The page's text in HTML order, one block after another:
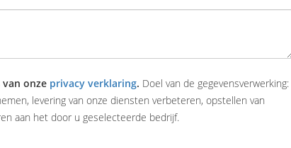
van onze privacy verklaring. Doel van de gegevensverwerking:
levering van onze diensten verbeteren, opstellen van
aan het door u geselecteerde bedrijf.